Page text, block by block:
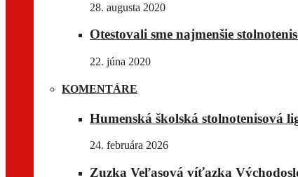
28. augusta 2020
Otestovali sme najmenšie
22. júna 2020
KOMENTÁRE
Humenská školská stolnotenisová
24. februára 2026
Zuzka Veľasová víťazka